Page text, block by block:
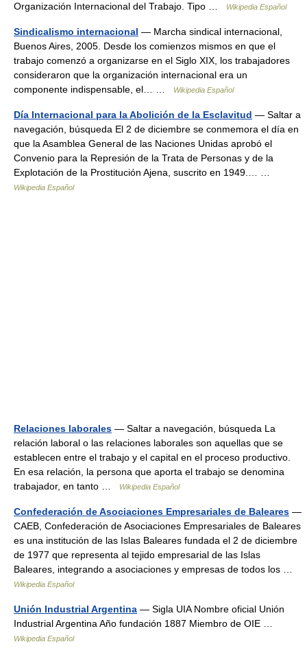
Organización Internacional del Trabajo. Tipo …
Wikipedia Español
Sindicalismo internacional — Marcha sindical internacional,
Buenos Aires, 2005. Desde los comienzos mismos en que el
trabajo comenzó a organizarse en el Siglo XIX, los trabajadores
consideraron que la organización internacional era un
componente indispensable, el… …
Wikipedia Español
Día Internacional para la Abolición de la Esclavitud — Saltar a
navegación, búsqueda El 2 de diciembre se conmemora el día en
que la Asamblea General de las Naciones Unidas aprobó el
Convenio para la Represión de la Trata de Personas y de la
Explotación de la Prostitución Ajena, suscrito en 1949.… …
Wikipedia Español
Relaciones laborales — Saltar a navegación, búsqueda La
relación laboral o las relaciones laborales son aquellas que se
establecen entre el trabajo y el capital en el proceso productivo.
En esa relación, la persona que aporta el trabajo se denomina
trabajador, en tanto …
Wikipedia Español
Confederación de Asociaciones Empresariales de Baleares —
CAEB, Confederación de Asociaciones Empresariales de Baleares
es una institución de las Islas Baleares fundada el 2 de diciembre
de 1977 que representa al tejido empresarial de las Islas
Baleares, integrando a asociaciones y empresas de todos los …
Wikipedia Español
Unión Industrial Argentina — Sigla UIA Nombre oficial Unión
Industrial Argentina Año fundación 1887 Miembro de OIE …
Wikipedia Español